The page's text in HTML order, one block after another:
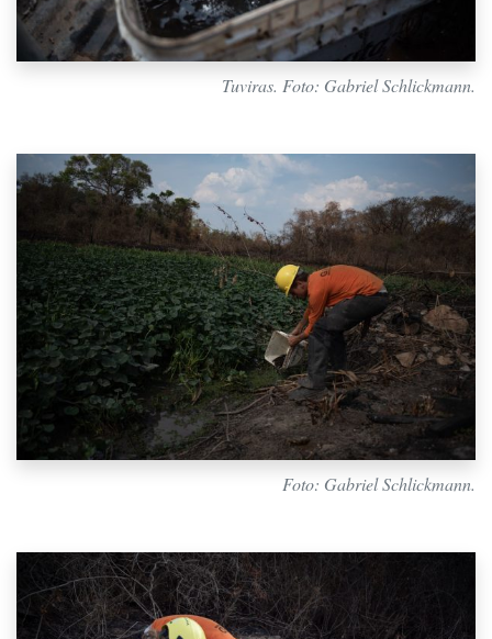
Tuviras. Foto: Gabriel Schlickmann.
Foto: Gabriel Schlickmann.